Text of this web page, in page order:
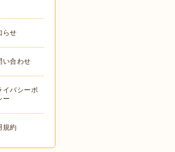
らせ
い合わせ
イバシーポ
ー
規約